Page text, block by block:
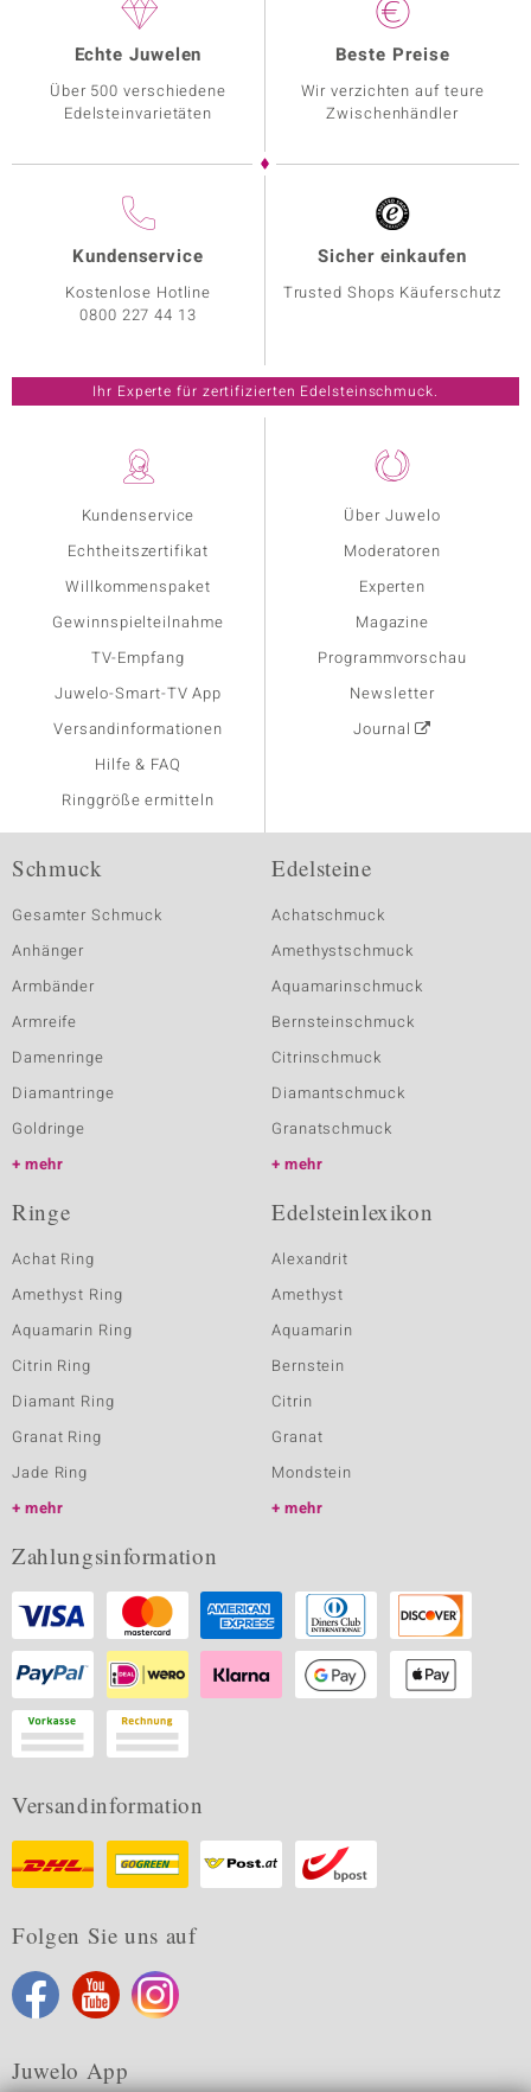
Kundenservice
Echtheitszertifikat
Willkommenspaket
Gewinnspielteilnahme
TV-Empfang
Juwelo-Smart-TV App
Versandinformationen
Hilfe & FAQ
Ringgröße ermitteln
Über Juwelo
Moderatoren
Experten
Magazine
Programmvorschau
Newsletter
Journal
Echte Juwelen
Über 500 verschiedene
Edelsteinvarietäten
Beste Preise
Wir verzichten auf teure
Zwischenhändler
Kundenservice
Kostenlose Hotline
0800 227 44 13
Sicher einkaufen
Trusted Shops Käuferschutz
Ihr Experte für zertifizierten Edelsteinschmuck.
Schmuck
Gesamter Schmuck
Anhänger
Armbänder
Armreife
Damenringe
Diamantringe
Goldringe
mehr
Edelsteine
Achatschmuck
Amethystschmuck
Aquamarinschmuck
Bernsteinschmuck
Citrinschmuck
Diamantschmuck
Granatschmuck
mehr
Ringe
Achat Ring
Amethyst Ring
Aquamarin Ring
Citrin Ring
Diamant Ring
Granat Ring
Jade Ring
mehr
Edelsteinlexikon
Alexandrit
Amethyst
Aquamarin
Bernstein
Citrin
Granat
Mondstein
mehr
Zahlungsinformation
Versandinformation
Folgen Sie uns auf
Juwelo App